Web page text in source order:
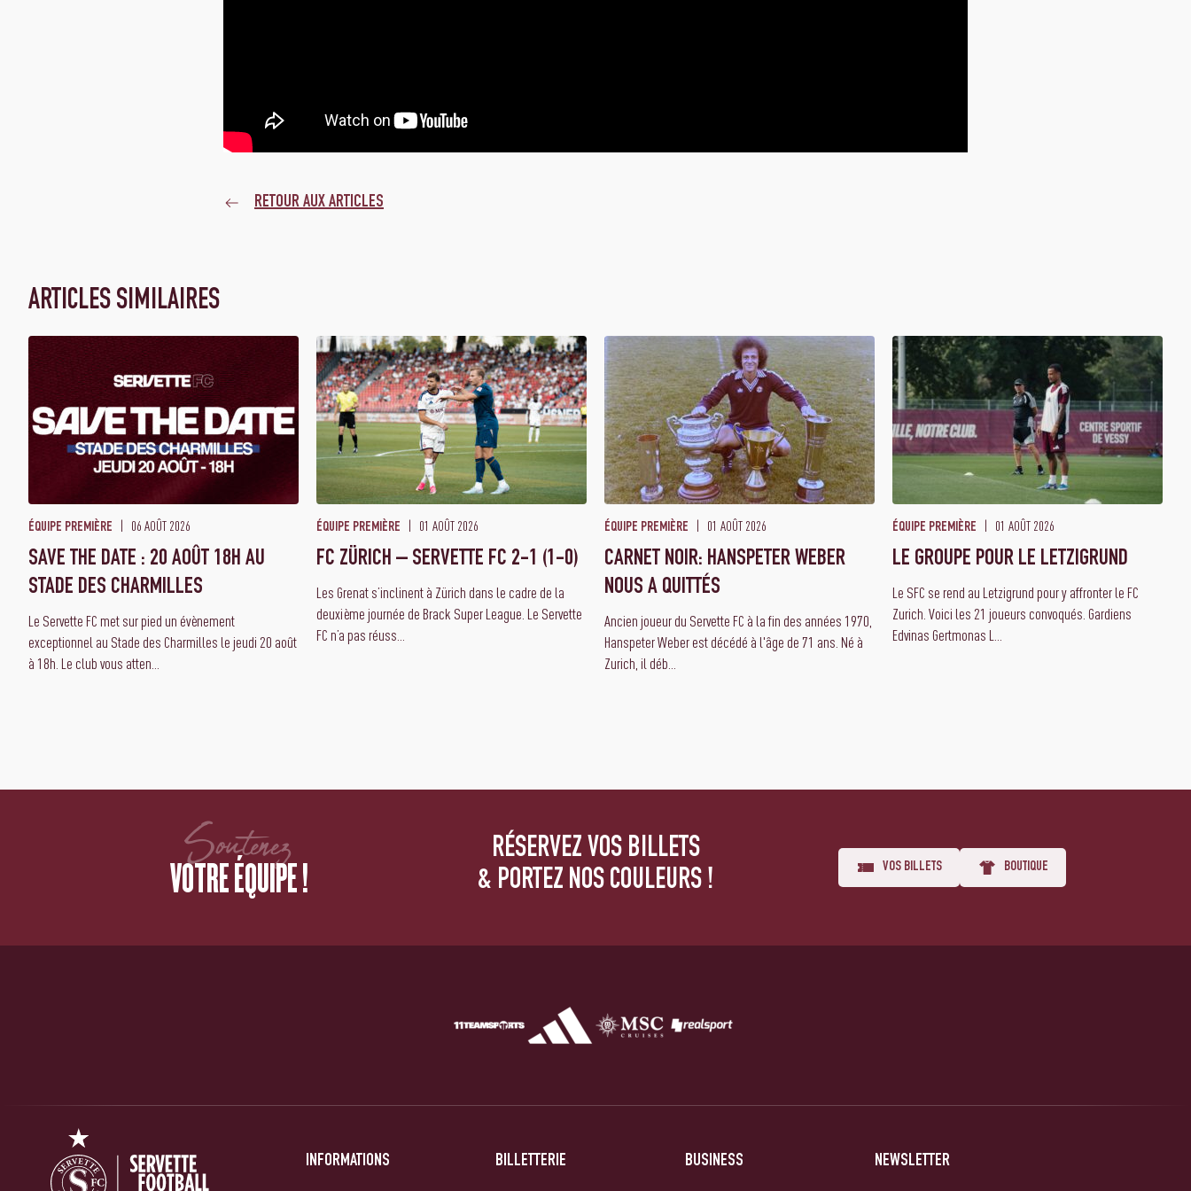
RETOUR AUX ARTICLES
ARTICLES SIMILAIRES
ÉQUIPE PREMIÈRE 06 AOÛT 2026
SAVE THE DATE : 20 AOÛT 18H AU
STADE DES CHARMILLES
Le Servette FC met sur pied un évènement
exceptionnel au Stade des Charmilles le jeudi 20 août
à 18h. Le club vous atten...
ÉQUIPE PREMIÈRE 01 AOÛT 2026
FC ZÜRICH – SERVETTE FC 2-1 (1-0)
Les Grenat s’inclinent à Zürich dans le cadre de la
deuxième journée de Brack Super League. Le Servette
FC n’a pas réuss...
ÉQUIPE PREMIÈRE 01 AOÛT 2026
CARNET NOIR: HANSPETER WEBER
NOUS A QUITTÉS
Ancien joueur du Servette FC à la fin des années 1970,
Hanspeter Weber est décédé à l'âge de 71 ans. Né à
Zurich, il déb...
ÉQUIPE PREMIÈRE 01 AOÛT 2026
LE GROUPE POUR LE LETZIGRUND
Le SFC se rend au Letzigrund pour y affronter le FC
Zurich. Voici les 21 joueurs convoqués. Gardiens
Edvinas Gertmonas L...
Soutenez
VOTRE ÉQUIPE !
RÉSERVEZ VOS BILLETS
& PORTEZ NOS COULEURS !
VOS BILLETS BOUTIQUE
INFORMATIONS BILLETTERIE BUSINESS NEWSLETTER